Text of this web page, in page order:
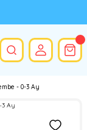
- 0-3 Ay